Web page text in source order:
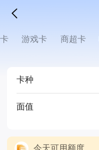
游戏卡 商超卡
卡种
面值